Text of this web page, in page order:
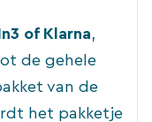
of Klarna,
de gehele
van de
het pakketje